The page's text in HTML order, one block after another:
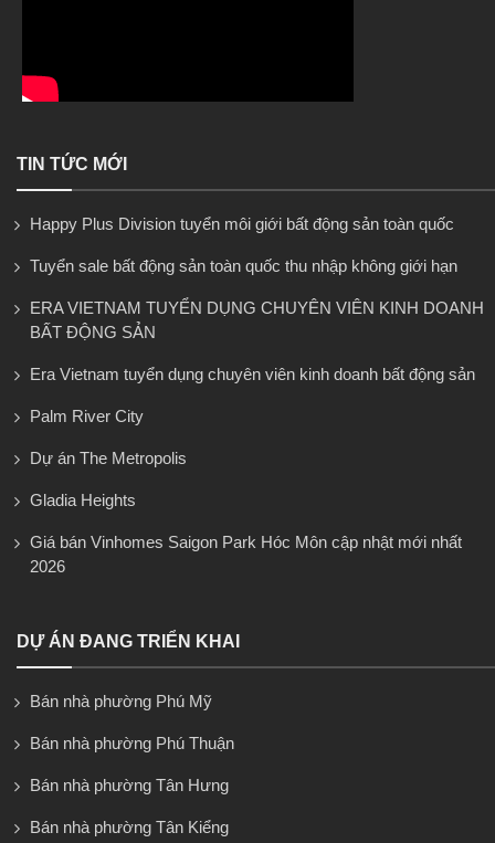
TIN TỨC MỚI
Happy Plus Division tuyển môi giới bất động sản toàn quốc
Tuyển sale bất động sản toàn quốc thu nhập không giới hạn
ERA VIETNAM TUYỂN DỤNG CHUYÊN VIÊN KINH DOANH
BẤT ĐỘNG SẢN
Era Vietnam tuyển dụng chuyên viên kinh doanh bất động sản
Palm River City
Dự án The Metropolis
Gladia Heights
Giá bán Vinhomes Saigon Park Hóc Môn cập nhật mới nhất
2026
DỰ ÁN ĐANG TRIỂN KHAI
Bán nhà phường Phú Mỹ
Bán nhà phường Phú Thuận
Bán nhà phường Tân Hưng
Bán nhà phường Tân Kiểng